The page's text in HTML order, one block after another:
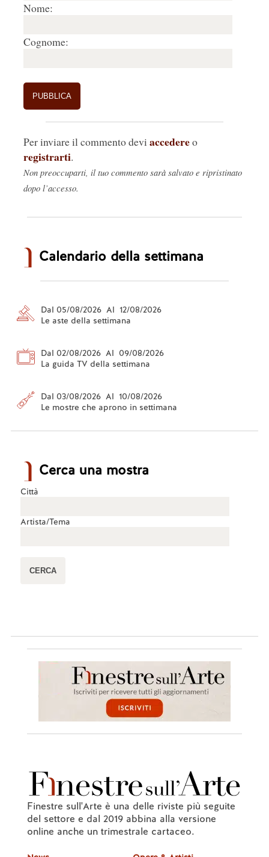
Nome:
Cognome:
Per inviare il commento devi accedereo
registrarti.
Non preoccuparti, il tuo commento sarà salvato e ripristinato
dopo l’accesso.
Calendario della settimana
Dal 05/08/2026 Al 12/08/2026
Le aste della settimana
Dal 02/08/2026 Al 09/08/2026
La guida TV della settimana
Dal 03/08/2026 Al 10/08/2026
Le mostre che aprono in settimana
Cerca una mostra
Città
Artista/Tema
Finestre sull'Arte è una delle riviste più seguite
del settore e dal 2019 abbina alla versione
online anche un trimestrale cartaceo.